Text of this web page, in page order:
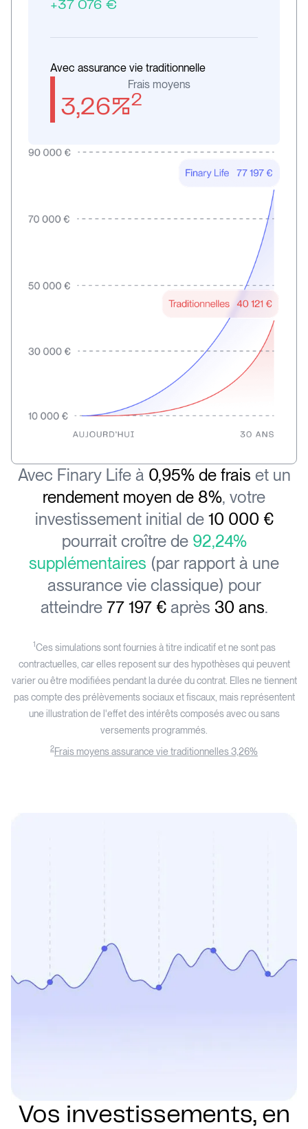
+37 076 €
Avec assurance vie traditionnelle
Frais moyens
3,26%2
Avec Finary Life à 0,95% de frais et un
rendement moyen de 8%, votre
investissement initial de 10 000 €
pourrait croître de 92,24%
supplémentaires (par rapport à une
assurance vie classique) pour
atteindre 77 197 €après 30 ans.
1Ces simulations sont fournies à titre indicatif et ne sont pas
contractuelles, car elles reposent sur des hypothèses qui peuvent
varier ou être modifiées pendant la durée du contrat. Elles ne tiennent
pas compte des prélèvements sociaux et fiscaux, mais représentent
une illustration de l'effet des intérêts composés avec ou sans
versements programmés.
2Frais moyens assurance vie traditionnelles 3,26%
Vos investissements, en